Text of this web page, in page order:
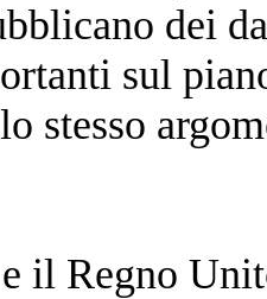
dei
sul
stesso
il Regno